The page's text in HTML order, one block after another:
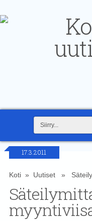
17.3.2011
Koti» Uutiset»